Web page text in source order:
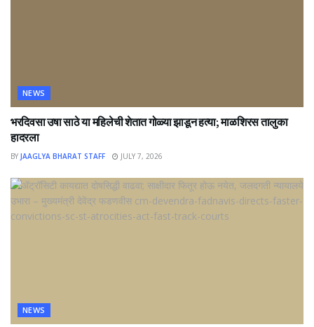
NEWS
भरदिवसा उषा साठे या महिलेची शेतात गोळ्या झाडून हत्या; माळशिरस तालुका
हादरला
BY JAAGLYA BHARAT STAFF JULY 7, 2026
NEWS